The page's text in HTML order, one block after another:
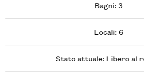
Bagni: 3
Locali: 6
Stato attuale: Libero al